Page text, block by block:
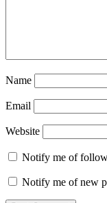
Name
Email
Website
Notify me of
Notify me of new